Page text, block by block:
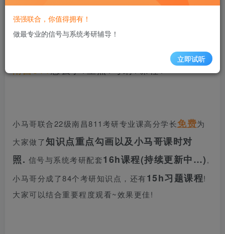
信号与系统考研交流QQ群：807157038
小马哥联合22级南昌811考研专业课高分学长免费为
大家做了知识点重点勾画以及小马哥课时对
照. 信号与系统考研配套16h课程(持续更新中…) ,
小马哥分成了84个考研知识点，还有15h习题课程!
大家可以结合重要程度观看~效果更佳!
强强联合，你值得拥有！
做最专业的信号与系统考研辅导！
立即试听